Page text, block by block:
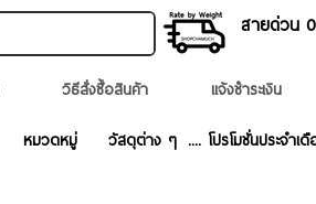
สายด่วน
วิธีสั่งซื้อสินค้า แจ้งชำระเงิน
หมวดหมู่ วัสดุต่าง ๆ .... โปรโมชั่นประจำเ